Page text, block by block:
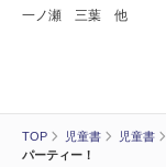
TOP 児童書 児童書
パーティー！
一ノ瀬 三葉 他